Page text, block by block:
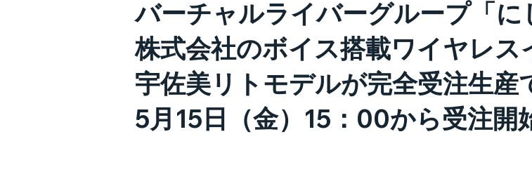
バーチャルライバーグループ「
株式会社のボイス搭載ワイヤレス
宇佐美リトモデルが完全受注生産
5月15日（金）15：00から受注開